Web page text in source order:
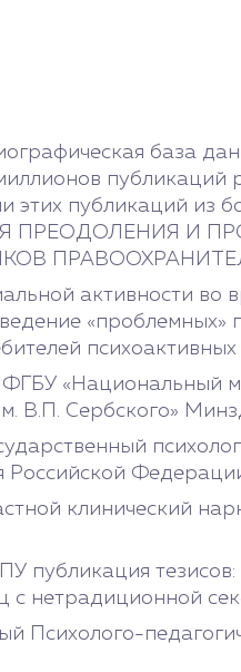
база
публикаций
публикаций из
ПРЕОДОЛЕНИЯ И
активности
«проблемных»
психоактивных
«Национальный
В.П. Сербского»
Российской
клинический
публикация тезисов:
с нетрадиционной
Психолого-